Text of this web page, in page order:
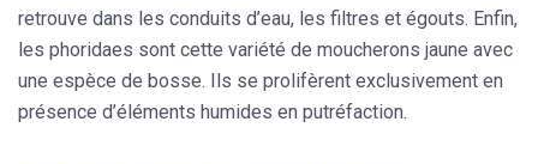
retrouve dans les conduits d’eau, les filtres et égouts. Enfin,
les phoridaes sont cette variété de moucherons jaune avec
une espèce de bosse. Ils se prolifèrent exclusivement en
présence d’éléments humides en putréfaction.